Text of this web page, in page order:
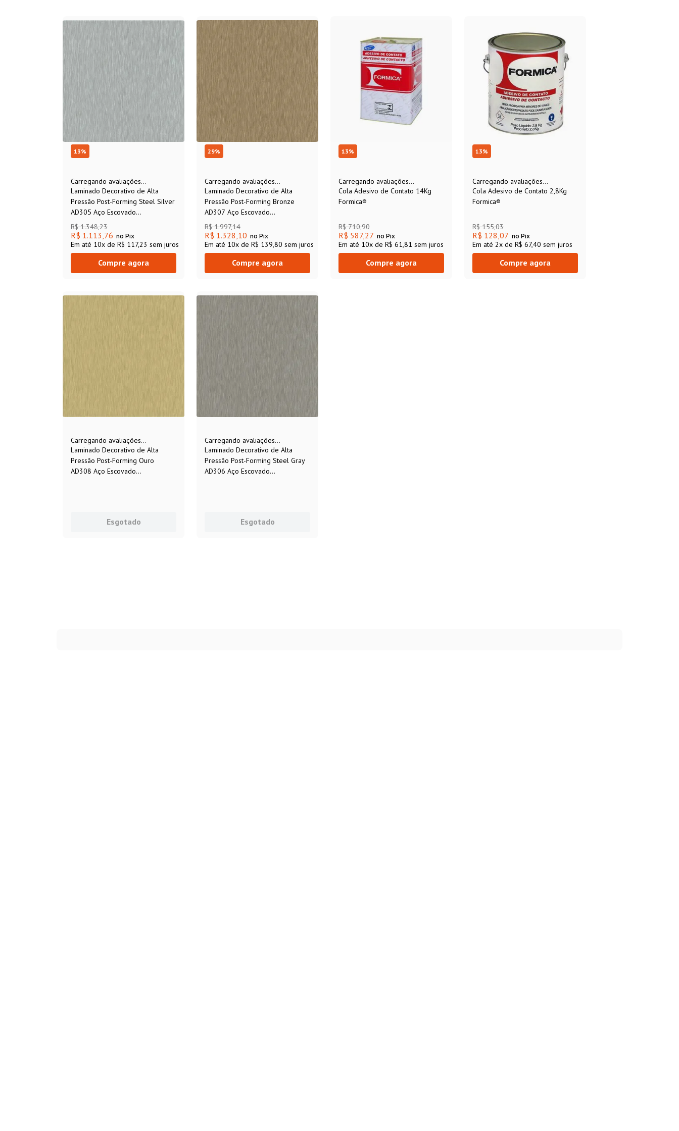
13%
Carregando avaliações...
Laminado Decorativo de Alta
Pressão Post-Forming Steel Silver
AD305 Aço Escovado
3.080x1.250x0,6mm Formica®
R$ 1.348,23
R$ 1.113,76 no Pix
Em até 10x de R$ 117,23 sem juros
Compre agora
29%
Carregando avaliações...
Laminado Decorativo de Alta
Pressão Post-Forming Bronze
AD307 Aço Escovado
3.080x1.250x0,6mm Formica®
R$ 1.997,14
R$ 1.328,10 no Pix
Em até 10x de R$ 139,80 sem juros
Compre agora
13%
Carregando avaliações...
Cola Adesivo de Contato 14Kg
Formica®
R$ 710,90
R$ 587,27 no Pix
Em até 10x de R$ 61,81 sem juros
Compre agora
13%
Carregando avaliações...
Cola Adesivo de Contato 2,8Kg
Formica®
R$ 155,03
R$ 128,07 no Pix
Em até 2x de R$ 67,40 sem juros
Compre agora
Carregando avaliações...
Laminado Decorativo de Alta
Pressão Post-Forming Ouro
AD308 Aço Escovado
Esgotado
Carregando avaliações...
Laminado Decorativo de Alta
Pressão Post-Forming Steel Gray
AD306 Aço Escovado
Esgotado